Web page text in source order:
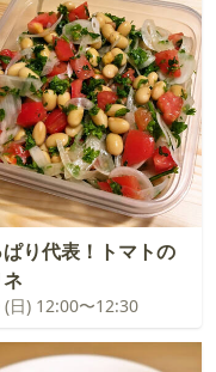
ぱり代表！トマトの
日) 12:00〜12:30